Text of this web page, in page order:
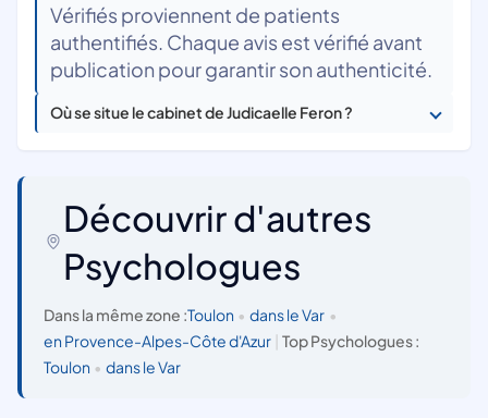
Vérifiés proviennent de patients
authentifiés. Chaque avis est vérifié avant
publication pour garantir son authenticité.
Où se situe le cabinet de Judicaelle Feron ?
Découvrir d'autres
Psychologues
Dans la même zone :Toulon • dans le Var •
en Provence-Alpes-Côte d'Azur
Top Psychologues :
Toulon • dans le Var